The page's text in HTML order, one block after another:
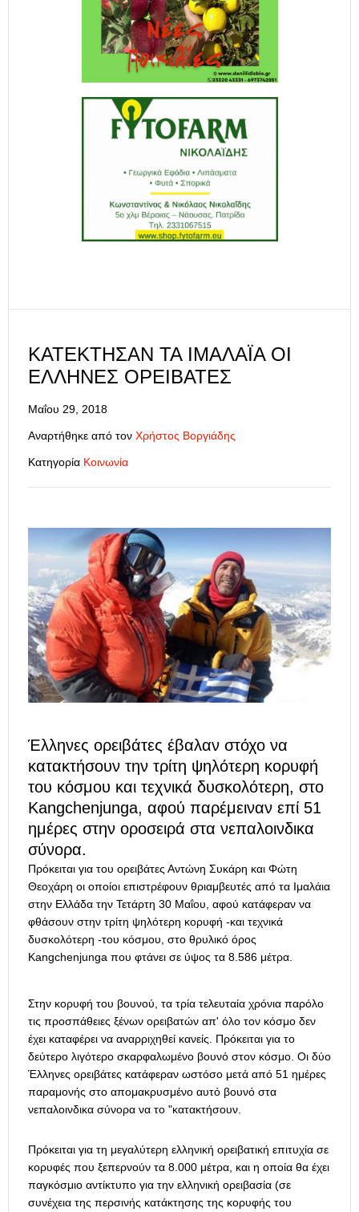
ΚΑΤΈΚΤΗΣΑΝ ΤΑ ΙΜΑΛΆΙΑ ΟΙ
ΈΛΛΗΝΕΣ ΟΡΕΙΒΆΤΕΣ
Μαΐου 29, 2018
Αναρτήθηκε από τον Χρήστος Βοργιάδης
Κατηγορία Κοινωνία
Έλληνες ορειβάτες έβαλαν στόχο να
κατακτήσουν την τρίτη ψηλότερη κορυφή
του κόσμου και τεχνικά δυσκολότερη, στο
Kangchenjunga, αφού παρέμειναν επί 51
ημέρες στην οροσειρά στα νεπαλοινδικα
σύνορα.
Πρόκειται για του ορειβάτες Αντώνη Συκάρη και Φώτη
Θεοχάρη οι οποίοι επιστρέφουν θριαμβευτές από τα Ιμαλάια
στην Ελλάδα την Τετάρτη 30 Μαΐου, αφού κατάφεραν να
φθάσουν στην τρίτη ψηλότερη κορυφή -και τεχνικά
δυσκολότερη -του κόσμου, στο θρυλικό όρος
Kangchenjunga που φτάνει σε ύψος τα 8.586 μέτρα.
Στην κορυφή του βουνού, τα τρία τελευταία χρόνια παρόλο
τις προσπάθειες ξένων ορειβατών απ' όλο τον κόσμο δεν
έχει καταφέρει να αναρριχηθεί κανείς. Πρόκειται για το
δεύτερο λιγότερο σκαρφαλωμένο βουνό στον κόσμο. Οι δύο
Έλληνες ορειβάτες κατάφεραν ωστόσο μετά από 51 ημέρες
παραμονής στο απομακρυσμένο αυτό βουνό στα
νεπαλοινδικα σύνορα να το "κατακτήσουν.
Πρόκειται για τη μεγαλύτερη ελληνική ορειβατική επιτυχία σε
κορυφές που ξεπερνούν τα 8.000 μέτρα, και η οποία θα έχει
παγκόσμιο αντίκτυπο για την ελληνική ορειβασία (σε
συνέχεια της περσινής κατάκτησης της κορυφής του